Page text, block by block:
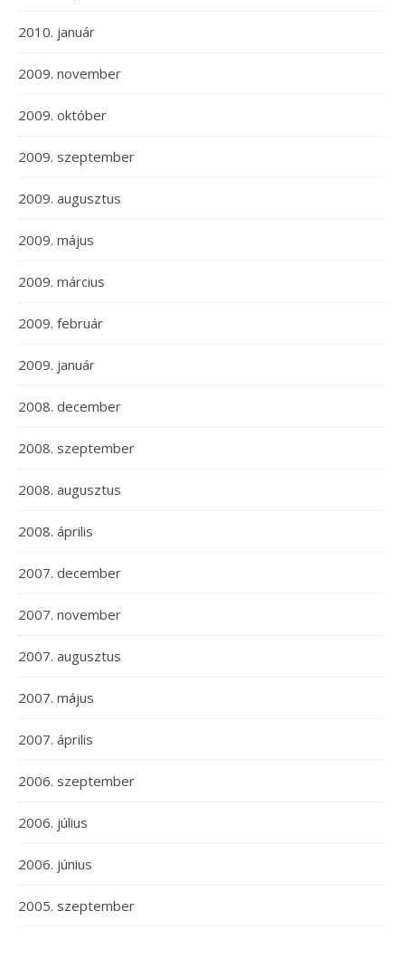
2010. január
2009. november
2009. október
2009. szeptember
2009. augusztus
2009. május
2009. március
2009. február
2009. január
2008. december
2008. szeptember
2008. augusztus
2008. április
2007. december
2007. november
2007. augusztus
2007. május
2007. április
2006. szeptember
2006. július
2006. június
2005. szeptember